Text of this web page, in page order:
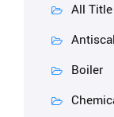
All Title
Boiler